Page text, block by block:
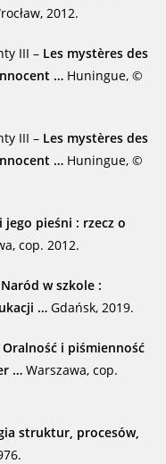
2012.
III – Les mystères des
… Huningue, ©
III – Les mystères des
… Huningue, ©
jego pieśni : rzecz o
cop. 2012.
Naród w szkole :
… Gdańsk, 2019.
Oralność i piśmienność
… Warszawa, cop.
struktur, procesów,